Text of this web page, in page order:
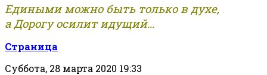
Едиными можно быть только в духе,
а Дорогу осилит идущий...
Страница
Суббота, 28 марта 2020 19:33